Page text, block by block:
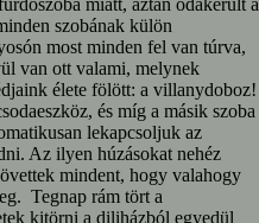
miatt, aztán odakerült a
szobának külön
most minden fel van túrva,
van ott valami, melynek
élete fölött: a villanydoboz!
és míg a másik szoba
lekapcsoljuk az
Az ilyen húzásokat nehéz
mindent, hogy valahogy
Tegnap rám tört a
kitörni a diliházból egyedül